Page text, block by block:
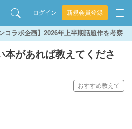
ログイン 新規会員登録
コラボ企画】2026年上半期話題作を考察
本があれば教えてくださ
おすすめ教えて